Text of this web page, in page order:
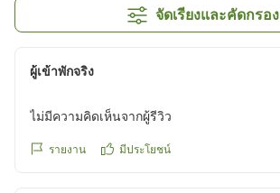
จัดเรียงและคัดกรอง
ผู้เข้าพักจริง
ไม่มีความคิดเห็นจากผู้รีวิว
รายงาน มีประโยชน์